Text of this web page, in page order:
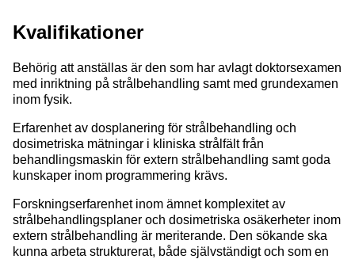
Kvalifikationer
Behörig att anställas är den som har avlagt doktorsexamen
med inriktning på strålbehandling samt med grundexamen
inom fysik.
Erfarenhet av dosplanering för strålbehandling och
dosimetriska mätningar i kliniska strålfält från
behandlingsmaskin för extern strålbehandling samt goda
kunskaper inom programmering krävs.
Forskningserfarenhet inom ämnet komplexitet av
strålbehandlingsplaner och dosimetriska osäkerheter inom
extern strålbehandling är meriterande. Den sökande ska
kunna arbeta strukturerat, både självständigt och som en